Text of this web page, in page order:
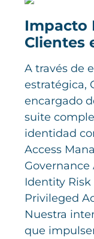
Impacto
Clientes
A través de
estratégica,
encargado
suite
identidad
Access
Governance
Identity Risk
Privileged
Nuestra
que